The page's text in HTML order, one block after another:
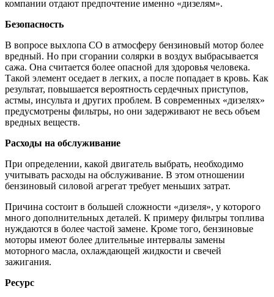
компании отдают предпочтение именно «дизелям».
Безопасность
В вопросе выхлопа СО в атмосферу бензиновый мотор более
вредный. Но при сгорании солярки в воздух выбрасывается
сажа. Она считается более опасной для здоровья человека.
Такой элемент оседает в легких, а после попадает в кровь. Как
результат, повышается вероятность сердечных приступов,
астмы, инсульта и других проблем. В современных «дизелях»
предусмотрены фильтры, но они задерживают не весь объем
вредных веществ.
Расходы на обслуживание
При определении, какой двигатель выбрать, необходимо
учитывать расходы на обслуживание. В этом отношении
бензиновый силовой агрегат требует меньших затрат.
Причина состоит в большей сложности «дизеля», у которого
много дополнительных деталей. К примеру фильтры топлива
нуждаются в более частой замене. Кроме того, бензиновые
моторы имеют более длительные интервалы замены
моторного масла, охлаждающей жидкости и свечей
зажигания.
Ресурс